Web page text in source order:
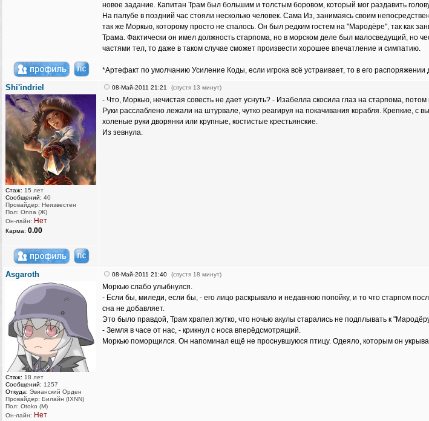
новое задание. Капитан Трам был большим и толстым боровом, который мог раздавить
На палубе в поздний час стояли несколько человек. Сама Из, занимаясь своим
так же Моркью, которому просто не спалось. Он был редким гостем на "Мародёре", так как
Трама. Фактически он имел должность старпома, но в морском деле был малосведущий, но
частями тел, то даже в таком случае сможет произвести хорошее впечатление и симпатию.
*Артефакт по умолчанию Усиление Коды, если игрока всё устраивает, то в его
Shi'indriel
Стаж: 15 лет
Сообщений: 40
Провайдер: Неизвестен
Пол: Onna (Ж)
Он-лайн: Нет
Карма: 0.00
08-Май-2011 21:21 (спустя 13 минут)
- Что, Моркью, нечистая совесть не дает уснуть? - Изабелла скосила глаз на старпома,
Руки расслаблено лежали на штурвале, чутко реагируя на покачивания корабля.
холеные руки дворянки или крупные, костистые крестьянские.
Из зевнула.
Asgaroth
Стаж: 18 лет
Сообщений: 1257
Откуда: Эвианский Орден
Провайдер: Билайн (IXNN)
Пол: Otoko (M)
Он-лайн: Нет
08-Май-2011 21:40 (спустя 18 минут)
Моркью слабо улыбнулся.
- Если бы, миледи, если бы, - его лицо раскрывало и недавнюю попойку, и то что старпом
сна не добавляет.
Это было правдой, Трам храпел жутко, что ночью акулы старались не подплывать к
- Земля в часе от нас, - крикнул с носа вперёдсмотрящий.
Моркью поморщился. Он напоминал ещё не проснувшуюся птицу. Одеяло, которым он